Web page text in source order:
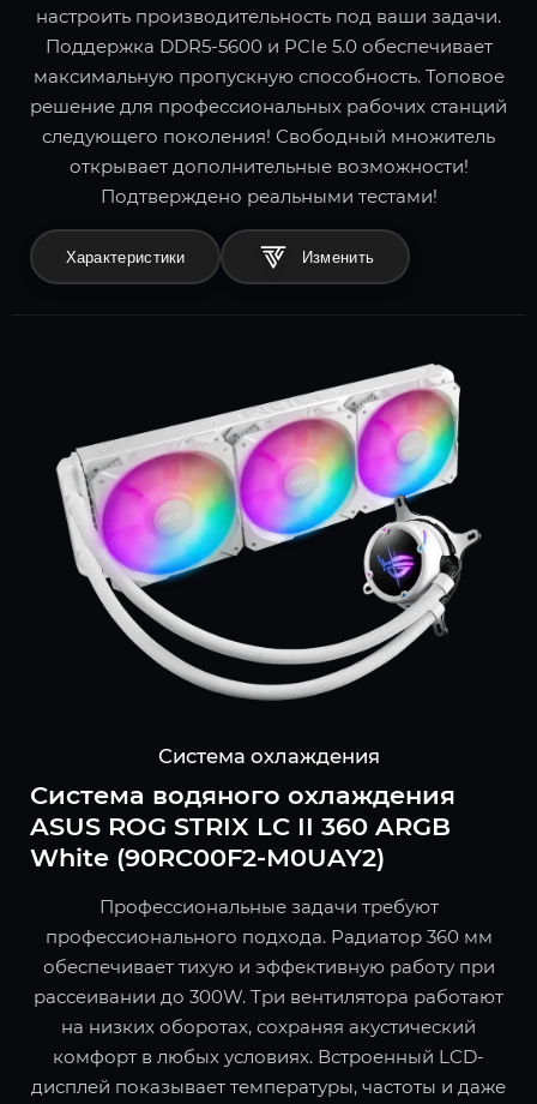
настроить производительность под ваши задачи.
Поддержка DDR5-5600 и PCIe 5.0 обеспечивает
максимальную пропускную способность. Топовое
решение для профессиональных рабочих станций
следующего поколения! Свободный множитель
открывает дополнительные возможности!
Подтверждено реальными тестами!
Характеристики
Система охлаждения
Система водяного охлаждения
ASUS ROG STRIX LC II 360 ARGB
White (90RC00F2-M0UAY2)
Профессиональные задачи требуют
профессионального подхода. Радиатор 360 мм
обеспечивает тихую и эффективную работу при
рассеивании до 300W. Три вентилятора работают
на низких оборотах, сохраняя акустический
комфорт в любых условиях. Встроенный LCD-
дисплей показывает температуры, частоты и даже